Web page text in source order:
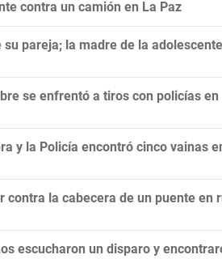
contra un camión en La Paz
pareja; la madre de la
se enfrentó a tiros con policías en
y la Policía encontró cinco vainas
contra la cabecera de un puente en
escucharon un disparo y